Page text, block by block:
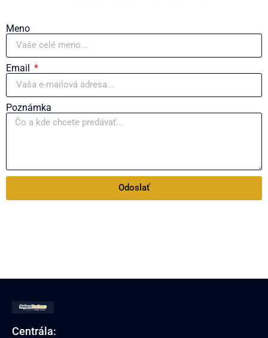
Meno
Email
Poznámka
Odoslať
Centrála: